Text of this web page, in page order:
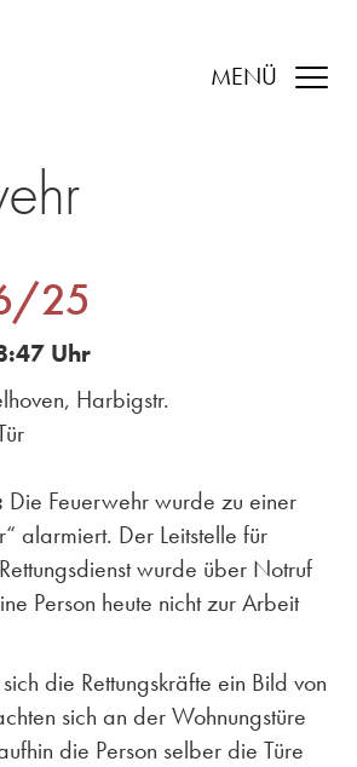
MENÜ
25
Uhr
Harbigstr.
Die Feuerwehr wurde zu einer
alarmiert. Der Leitstelle für
wurde über Notruf
Person heute nicht zur Arbeit
die Rettungskräfte ein Bild von
sich an der Wohnungstüre
die Person selber die Türe